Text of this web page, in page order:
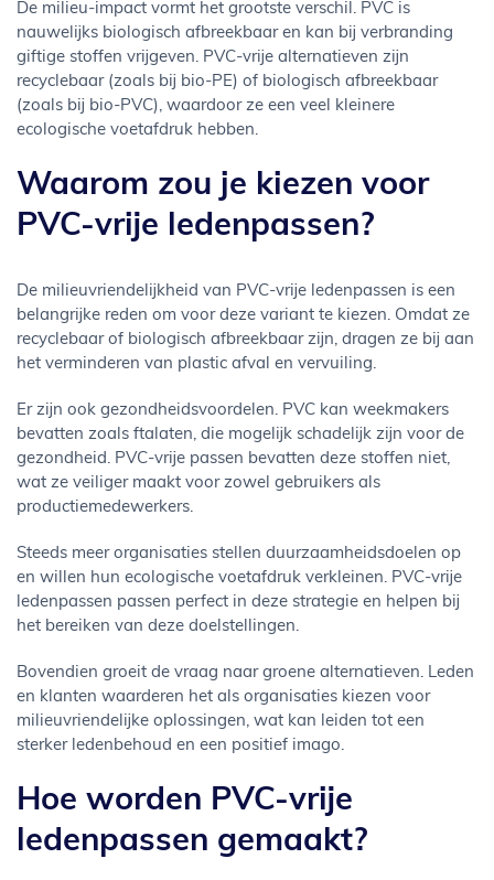
De milieu-impact vormt het grootste verschil. PVC is
nauwelijks biologisch afbreekbaar en kan bij verbranding
giftige stoffen vrijgeven. PVC-vrije alternatieven zijn
recyclebaar (zoals bij bio-PE) of biologisch afbreekbaar
(zoals bij bio-PVC), waardoor ze een veel kleinere
ecologische voetafdruk hebben.
Waarom zou je kiezen voor
PVC-vrije ledenpassen?
De milieuvriendelijkheid van PVC-vrije ledenpassen is een
belangrijke reden om voor deze variant te kiezen. Omdat ze
recyclebaar of biologisch afbreekbaar zijn, dragen ze bij aan
het verminderen van plastic afval en vervuiling.
Er zijn ook gezondheidsvoordelen. PVC kan weekmakers
bevatten zoals ftalaten, die mogelijk schadelijk zijn voor de
gezondheid. PVC-vrije passen bevatten deze stoffen niet,
wat ze veiliger maakt voor zowel gebruikers als
productiemedewerkers.
Steeds meer organisaties stellen duurzaamheidsdoelen op
en willen hun ecologische voetafdruk verkleinen. PVC-vrije
ledenpassen passen perfect in deze strategie en helpen bij
het bereiken van deze doelstellingen.
Bovendien groeit de vraag naar groene alternatieven. Leden
en klanten waarderen het als organisaties kiezen voor
milieuvriendelijke oplossingen, wat kan leiden tot een
sterker ledenbehoud en een positief imago.
Hoe worden PVC-vrije
ledenpassen gemaakt?